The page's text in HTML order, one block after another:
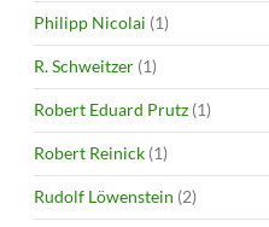
Philipp Nicolai (1)
R. Schweitzer (1)
Robert Eduard Prutz (1)
Robert Reinick (1)
Rudolf Löwenstein (2)